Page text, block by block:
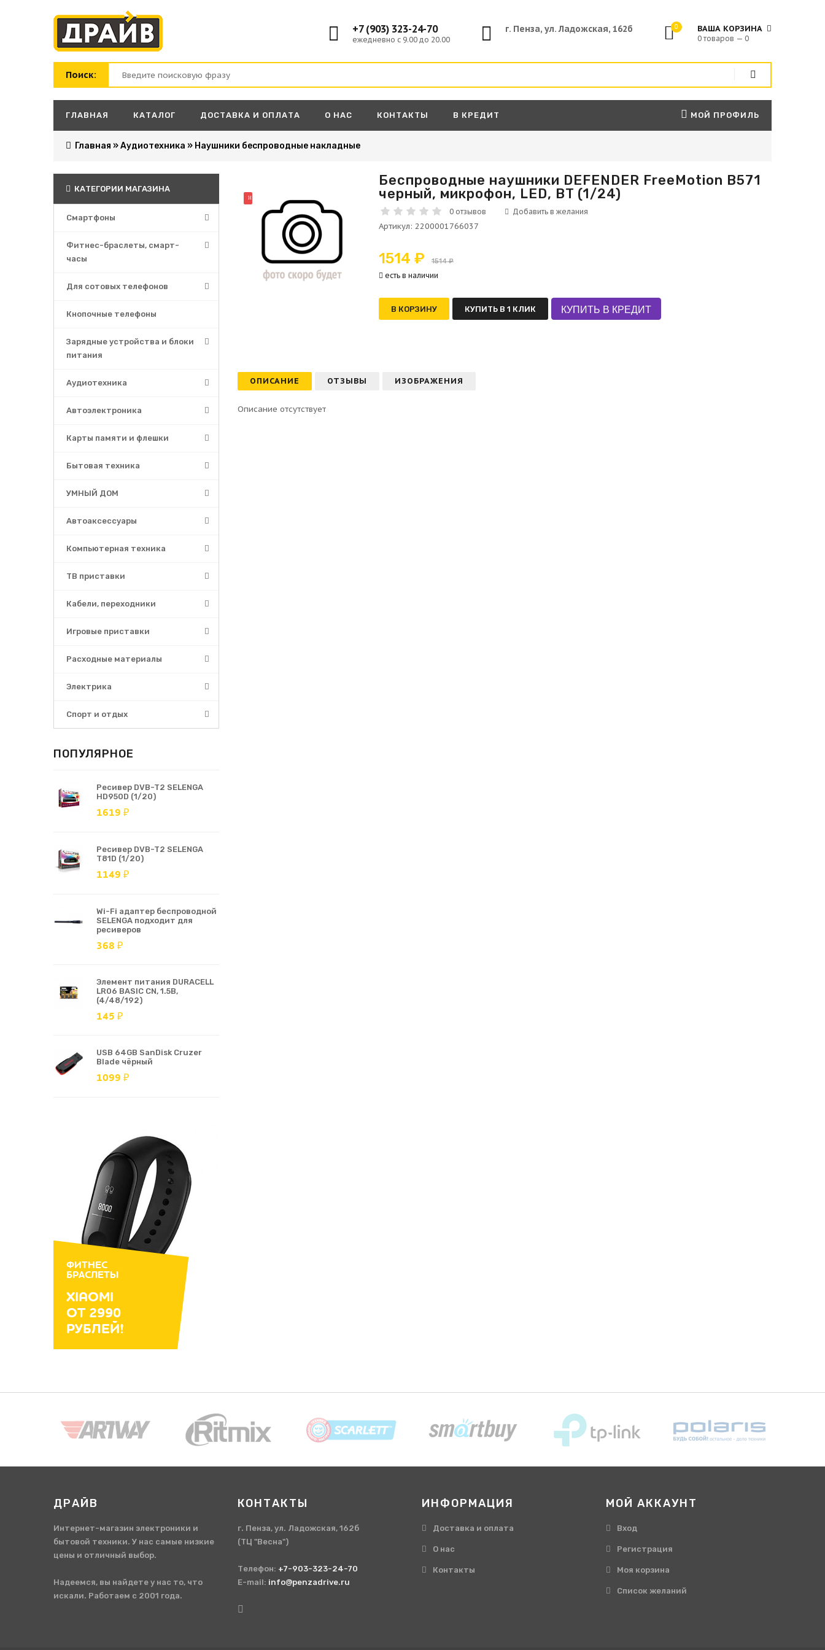
+7 (903) 323-24-70
ежедневно с 9.00 до 20.00
г. Пенза, ул. Ладожская, 162б 0 ВАША КОРЗИНА
0 товаров — 0
МОЙ ПРОФИЛЬ
Поиск:
ГЛАВНАЯ КАТАЛОГ ДОСТАВКА И ОПЛАТА О НАС КОНТАКТЫ В КРЕДИТ
Главная »Аудиотехника » Наушники беспроводные накладные
НОВИНКА
Беспроводные наушники DEFENDER FreeMotion B571
черный, микрофон, LED, BT (1/24)
0 отзывов
Артикул: 2200001766037
1514 ₽ 1514 ₽
есть в наличии
В КОРЗИНУ КУПИТЬ В 1 КЛИК
ОПИСАНИЕ ОТЗЫВЫ ИЗОБРАЖЕНИЯ
Описание отсутствует
КАТЕГОРИИ МАГАЗИНА
Смартфоны
Фитнес-браслеты, смарт-
часы
Для сотовых телефонов
Кнопочные телефоны
Зарядные устройства и блоки
питания
Аудиотехника
Автоэлектроника
Карты памяти и флешки
Бытовая техника
УМНЫЙ ДОМ
Автоаксессуары
Компьютерная техника
ТВ приставки
Кабели, переходники
Игровые приставки
Расходные материалы
Электрика
Спорт и отдых
ПОПУЛЯРНОЕ
Ресивер DVB-T2 SELENGA
HD950D (1/20)
1619 ₽
Ресивер DVB-T2 SELENGA
T81D (1/20)
1149 ₽
Wi-Fi адаптер беспроводной
SELENGA подходит для
ресиверов
368 ₽
Элемент питания DURACELL
LR06 BASIC CN, 1.5В,
(4/48/192)
145 ₽
USB 64GB SanDisk Cruzer
Blade чёрный
1099 ₽
ФИТНЕС
БРАСЛЕТЫ
XIAOMI
ОТ 2990
РУБЛЕЙ!
ДРАЙВ
Интернет-магазин электроники и
бытовой техники. У нас самые низкие
цены и отличный выбор.
Надеемся, вы найдете у нас то, что
искали. Работаем с 2001 года.
КОНТАКТЫ
г. Пенза, ул. Ладожская, 162б
(ТЦ "Весна")
Телефон: +7-903-323-24-70
E-mail: info@penzadrive.ru
ИНФОРМАЦИЯ
Доставка и оплата
О нас
Контакты
МОЙ АККАУНТ
Вход
Регистрация
Моя корзина
Cписок желаний